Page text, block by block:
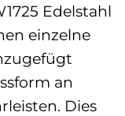
Edelstahl
einzelne
an
Dies